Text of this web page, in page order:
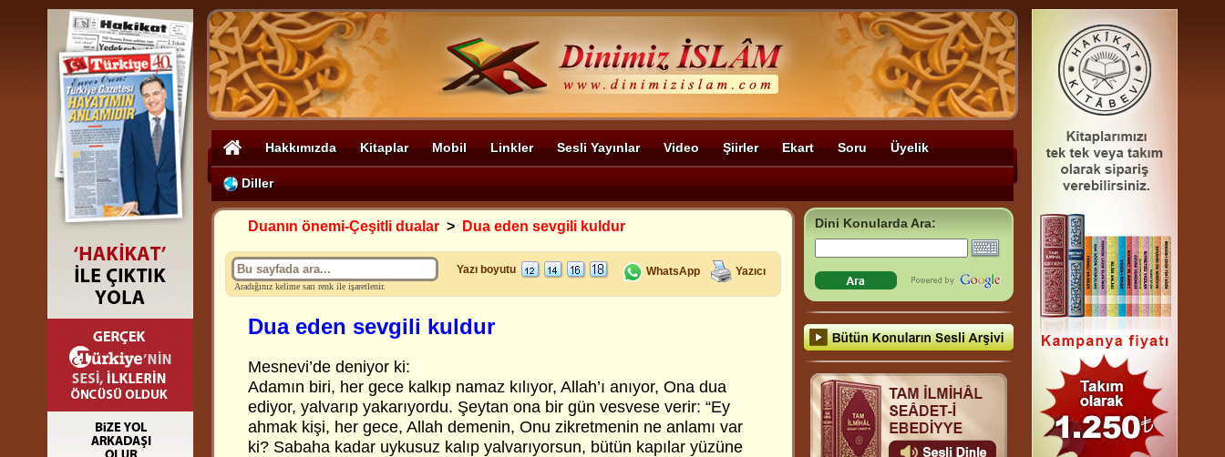
Hakkımızda Kitaplar Mobil Linkler Sesli Yayınlar Video Şiirler Ekart Soru Üyelik
Diller
Duanın önemi-Çeşitli dualar > Dua eden sevgili kuldur
Aradığınız kelime sarı renk ile işaretlenir.
Yazı boyutu WhatsApp Yazıcı
Dua eden sevgili kuldur
Mesnevi’de deniyor ki:
Adamın biri, her gece kalkıp namaz kılıyor, Allah’ı anıyor, Ona dua
ediyor, yalvarıp yakarıyordu. Şeytan ona bir gün vesvese verir: “Ey
ahmak kişi, her gece, Allah demenin, Onu zikretmenin ne anlamı var
ki? Sabaha kadar uykusuz kalıp yalvarıyorsun, bütün kapılar yüzüne
Dini Konularda Ara: